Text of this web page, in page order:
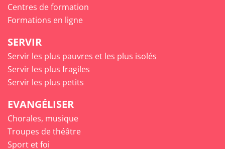
Centres de formation
Formations en ligne
SERVIR
Servir les plus pauvres et les plus isolés
Servir les plus fragiles
Servir les plus petits
EVANGÉLISER
Chorales, musique
Troupes de théâtre
Sport et foi